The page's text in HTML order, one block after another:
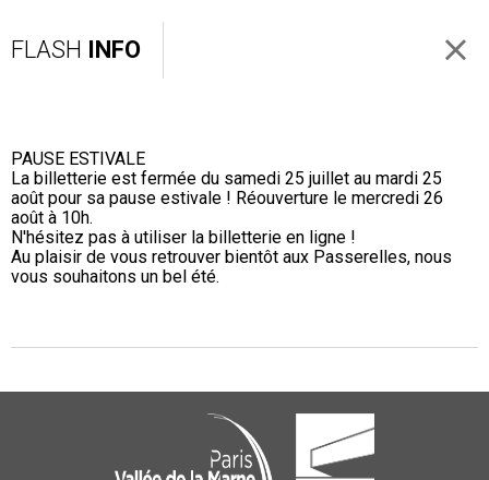
FLASH INFO
PAUSE ESTIVALE
La billetterie est fermée du samedi 25 juillet au mardi 25
août pour sa pause estivale ! Réouverture le mercredi 26
août à 10h.
N'hésitez pas à utiliser la billetterie en ligne !
Au plaisir de vous retrouver bientôt aux Passerelles, nous
vous souhaitons un bel été.